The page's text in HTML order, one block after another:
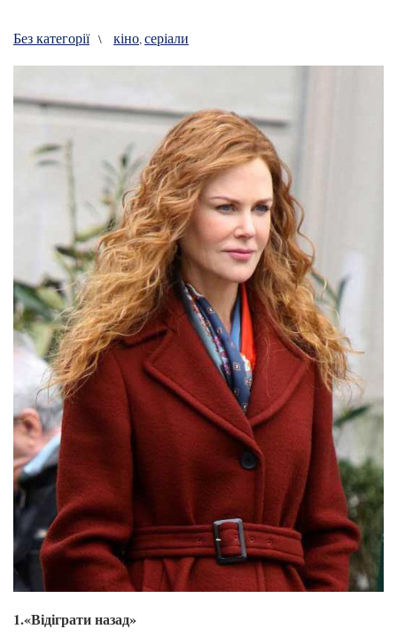
Без категорії \ кіно,серіали
1.«Відіграти назад»